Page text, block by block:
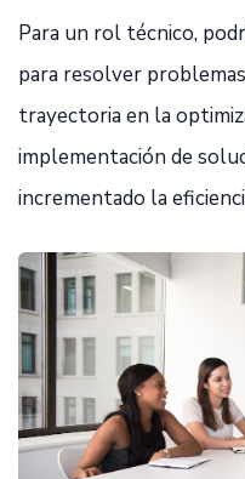
Para un rol técnico,
para resolver
trayectoria en la
implementación de
incrementado la